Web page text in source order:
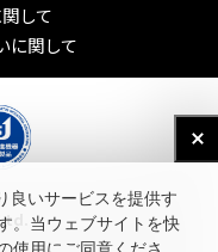
して
に関して
良いサービスを提供す
。当ウェブサイトを快